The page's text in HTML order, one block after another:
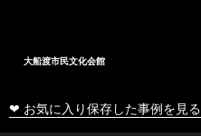
大船渡市民文化会館
❤ お気に入り保存した事例を見る